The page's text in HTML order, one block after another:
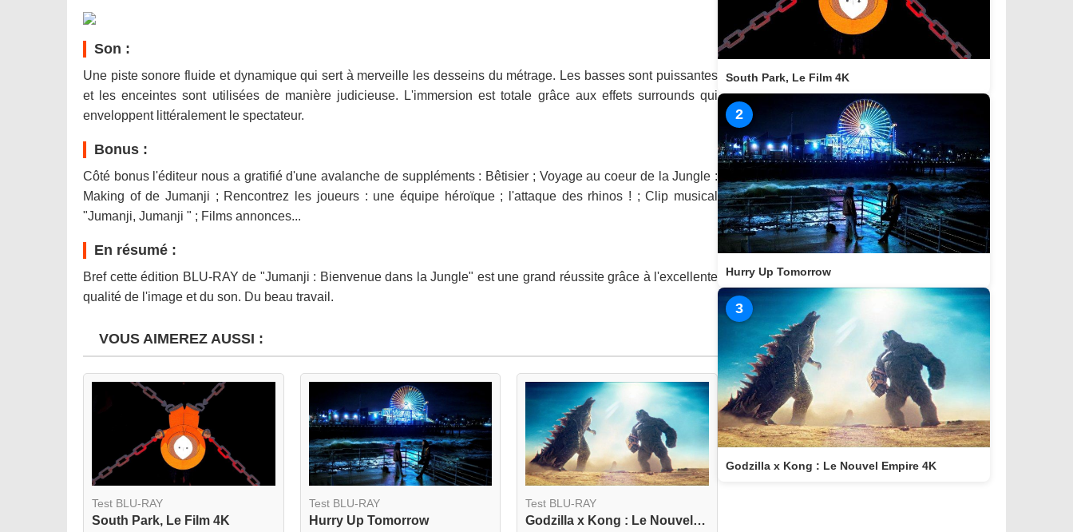
Son :
Une piste sonore fluide et dynamique qui sert à merveille les desseins du métrage. Les basses sont puissantes
et les enceintes sont utilisées de manière judicieuse. L'immersion est totale grâce aux effets surrounds qui
enveloppent littéralement le spectateur.
Bonus :
Côté bonus l'éditeur nous a gratifié d'une avalanche de suppléments : Bêtisier ; Voyage au coeur de la Jungle :
Making of de Jumanji ; Rencontrez les joueurs : une équipe héroïque ; l'attaque des rhinos ! ; Clip musical
"Jumanji, Jumanji " ; Films annonces...
En résumé :
Bref cette édition BLU-RAY de "Jumanji : Bienvenue dans la Jungle" est une grand réussite grâce à l'excellente
qualité de l'image et du son. Du beau travail.
VOUS AIMEREZ AUSSI :
Test BLU-RAY
South Park, Le Film 4K
Test BLU-RAY
Hurry Up Tomorrow
Test BLU-RAY
Godzilla x Kong : Le Nouvel Empire 4K
South Park, Le Film 4K
2
Hurry Up Tomorrow
3
Godzilla x Kong : Le Nouvel Empire 4K